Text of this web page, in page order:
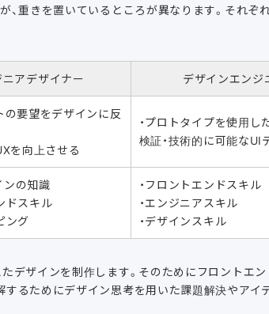
、重きを置いているところが異なります。それぞ
アデザイナー デザインエンジ
の要望をデザインに反
を向上させる
・プロトタイプを使用し
検証・技術的に可能なUI
ンの知識
ドスキル
ング
・フロントエンドスキル
・エンジニアスキル
・デザインスキル
デザインを制作します。そのためにフロントエ
するためにデザイン思考を用いた課題解決やアイ